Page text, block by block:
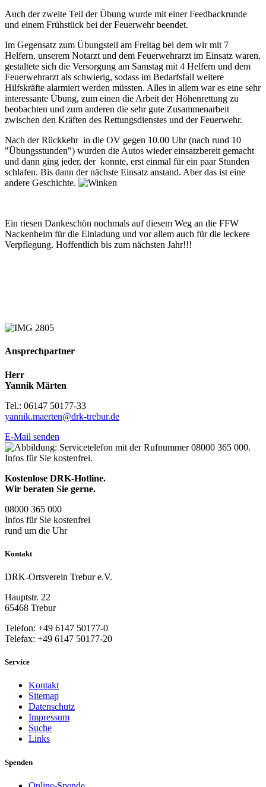
Auch der zweite Teil der Übung wurde mit einer Feedbackrunde
und einem Frühstück bei der Feuerwehr beendet.
Im Gegensatz zum Übungsteil am Freitag bei dem wir mit 7
Helfern, unserem Notarzt und dem Feuerwehrarzt im Einsatz waren,
gestaltete sich die Versorgung am Samstag mit 4 Helfern und dem
Feuerwehrarzt als schwierig, sodass im Bedarfsfall weitere
Hilfskräfte alarmiert werden müssten. Alles in allem war es eine sehr
interessante Übung, zum einen die Arbeit der Höhenrettung zu
beobachten und zum anderen die sehr gute Zusammenarbeit
zwischen den Kräften des Rettungsdienstes und der Feuerwehr.
Nach der Rückkehr in die OV gegen 10.00 Uhr (nach rund 10
"Übungsstunden") wurden die Autos wieder einsatzbereit gemacht
und dann ging jeder, der konnte, erst einmal für ein paar Stunden
schlafen. Bis dann der nächste Einsatz anstand. Aber das ist eine
andere Geschichte.
Ein riesen Dankeschön nochmals auf diesem Weg an die FFW
Nackenheim für die Einladung und vor allem auch für die leckere
Verpflegung. Hoffentlich bis zum nächsten Jahr!!!
Ansprechpartner
Herr
Yannik Märten
Tel.: 06147 50177-33
yannik.maerten@drk-trebur.de
E-Mail senden
Kostenlose DRK-Hotline.
Wir beraten Sie gerne.
08000 365 000
Infos für Sie kostenfrei
rund um die Uhr
Kontakt
DRK-Ortsverein Trebur e.V.
Hauptstr. 22
65468 Trebur
Telefon: +49 6147 50177-0
Telefax: +49 6147 50177-20
Service
Kontakt
Sitemap
Datenschutz
Impressum
Suche
Links
Spenden